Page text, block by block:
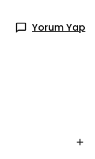
Yorum Yap